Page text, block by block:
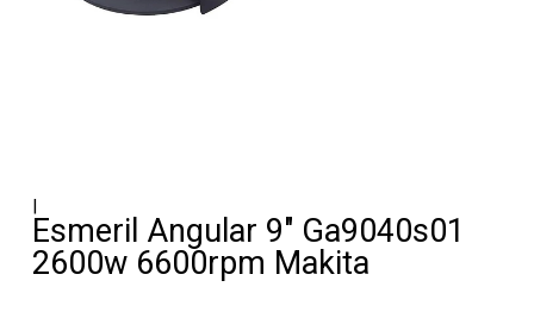
|
Esmeril Angular 9" Ga9040s01
2600w 6600rpm Makita